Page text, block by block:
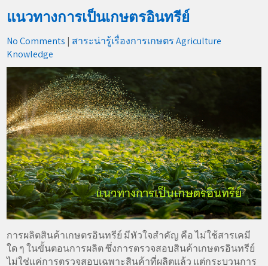
แนวทางการเป็นเกษตรอินทรีย์
No Comments | สาระน่ารู้เรื่องการเกษตร Agriculture
Knowledge
การผลิตสินค้าเกษตรอินทรีย์ มีหัวใจสำคัญ คือ ไม่ใช้สารเคมี
ใด ๆ ในขั้นตอนการผลิต ซึ่งการตรวจสอบสินค้าเกษตรอินทรีย์
ไม่ใช่แค่การตรวจสอบเฉพาะสินค้าที่ผลิตแล้ว แต่กระบวนการ